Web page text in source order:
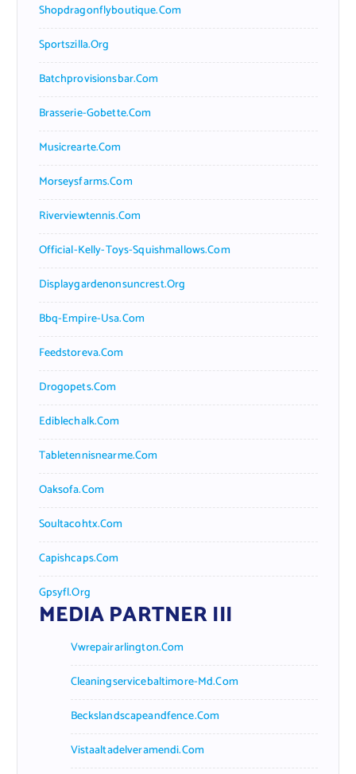
Shopdragonflyboutique.com
Sportszilla.org
Batchprovisionsbar.com
Brasserie-Gobette.com
Musicrearte.com
Morseysfarms.com
Riverviewtennis.com
Official-Kelly-Toys-Squishmallows.com
Displaygardenonsuncrest.org
Bbq-Empire-Usa.com
Feedstoreva.com
Drogopets.com
Ediblechalk.com
Tabletennisnearme.com
Oaksofa.com
Soultacohtx.com
Capishcaps.com
Gpsyfl.org
MEDIA PARTNER III
Vwrepairarlington.com
Cleaningservicebaltimore-Md.com
Beckslandscapeandfence.com
Vistaaltadelveramendi.com